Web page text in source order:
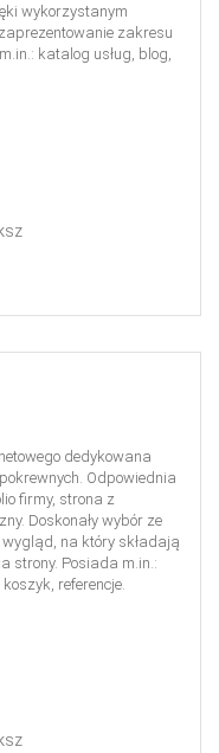
wykorzystanym
zakresu
katalog usług, blog,
dedykowana
Odpowiednia
firmy, strona z
Doskonały wybór ze
na który składają
strony. Posiada m.in.:
referencje.